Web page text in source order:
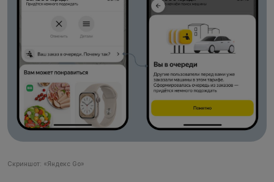
Скриншот: «Яндекс Go»